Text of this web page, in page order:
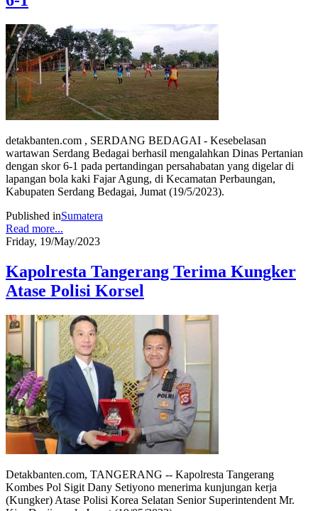
detakbanten.com , SERDANG BEDAGAI - Kesebelasan
wartawan Serdang Bedagai berhasil mengalahkan Dinas Pertanian
dengan skor 6-1 pada pertandingan persahabatan yang digelar di
lapangan bola kaki Fajar Agung, di Kecamatan Perbaungan,
Kabupaten Serdang Bedagai, Jumat (19/5/2023).
Published inSumatera
Read more...
Friday, 19/May/2023
Kapolresta Tangerang Terima Kungker
Atase Polisi Korsel
Detakbanten.com, TANGERANG -- Kapolresta Tangerang
Kombes Pol Sigit Dany Setiyono menerima kunjungan kerja
(Kungker) Atase Polisi Korea Selatan Senior Superintendent Mr.